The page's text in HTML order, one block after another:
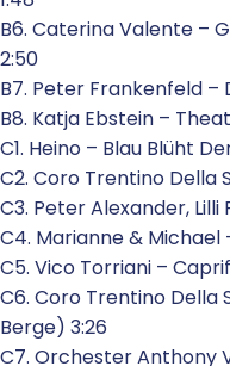
B6. Caterina Valente –
2:50
B7. Peter Frankenfeld –
B8. Katja Ebstein –
C1. Heino – Blau Blüht
C2. Coro Trentino Della
C3. Peter Alexander,
C4. Marianne & Michael
C5. Vico Torriani –
C6. Coro Trentino Della
Berge) 3:26
C7. Orchester Anthony